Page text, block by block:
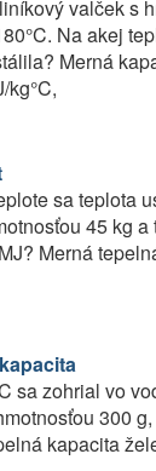
valček s
Na akej
Merná
kg°C,
sa teplota
45 kg
Merná
sa zohrial vo
300
kapacita